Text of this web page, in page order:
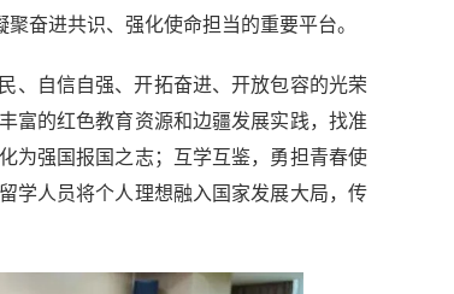
奋进共识、强化使命担当的重要平台。
、自信自强、开拓奋进、开放包容的光荣
富的红色教育资源和边疆发展实践，找准
为强国报国之志；互学互鉴，勇担青春使
学人员将个人理想融入国家发展大局，传